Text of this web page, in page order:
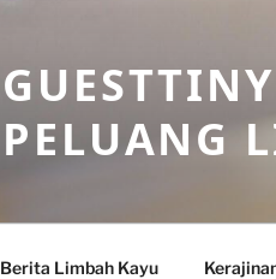
PELUANG
Berita Limbah Kayu